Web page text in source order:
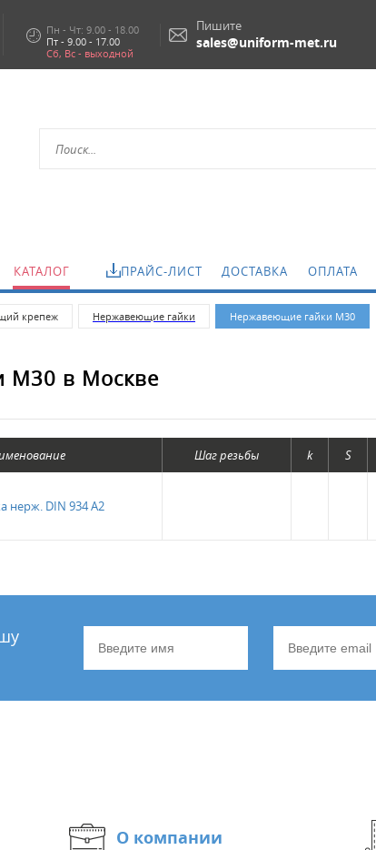
Пн - Чт: 9.00 - 18.00
Пт - 9.00 - 17.00
Сб, Вс - выходной
Пишите
sales@uniform-met.ru
КАТАЛОГ ПРАЙС-ЛИСТ ДОСТАВКА ОПЛАТА
крепеж Нержавеющие гайки Нержавеющие гайки М30
М30 в Москве
Шаг резьбы k S
нерж. DIN 934 А2
О компании